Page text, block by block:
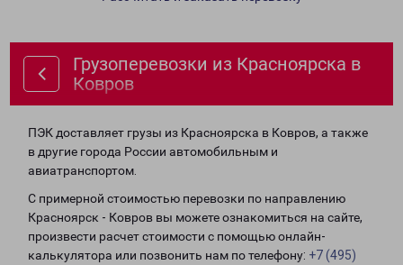
Грузоперевозки из Красноярска в
Ковров
ПЭК доставляет грузы из Красноярска в Ковров, а также
в другие города России автомобильным и
авиатранспортом.
С примерной стоимостью перевозки по направлению
Красноярск - Ковров вы можете ознакомиться на сайте,
произвести расчет стоимости с помощью онлайн-
калькулятора или позвонить нам по телефону: +7 (495)